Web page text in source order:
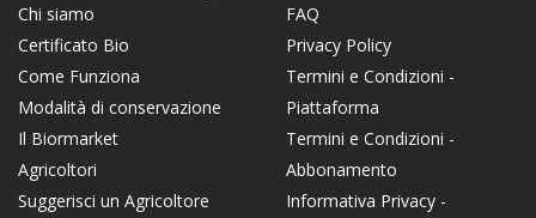
Chi siamo
Certificato Bio
Come Funziona
Modalità di conservazione
Il Biormarket
Agricoltori
Suggerisci un Agricoltore
FAQ
Privacy Policy
Termini e Condizioni -
Piattaforma
Termini e Condizioni -
Abbonamento
Informativa Privacy -